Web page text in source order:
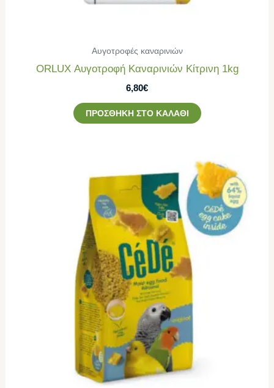
Αυγοτροφές καναρινιών
ORLUX Αυγοτροφή Καναρινιών Κίτρινη 1kg
6,80€
ΠΡΟΣΘΉΚΗ ΣΤΟ ΚΑΛΆΘΙ